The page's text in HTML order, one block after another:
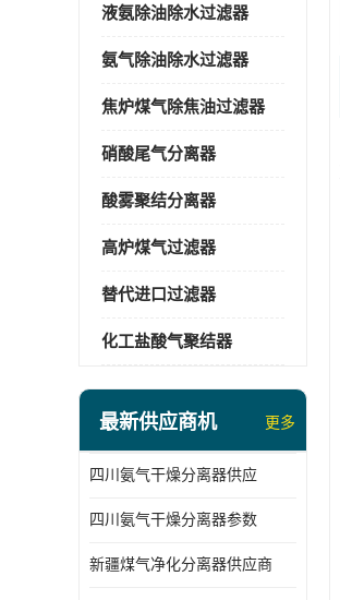
液氨除油除水过滤器
氨气除油除水过滤器
焦炉煤气除焦油过滤器
硝酸尾气分离器
酸雾聚结分离器
高炉煤气过滤器
替代进口过滤器
化工盐酸气聚结器
最新供应商机 更多
四川氨气干燥分离器供应
四川氨气干燥分离器参数
新疆煤气净化分离器供应商